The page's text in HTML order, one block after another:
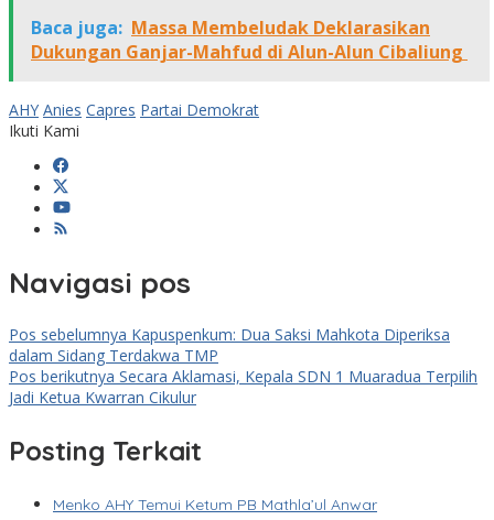
Baca juga: Massa Membeludak Deklarasikan
Dukungan Ganjar-Mahfud di Alun-Alun Cibaliung
AHY Anies Capres Partai Demokrat
Ikuti Kami
Navigasi pos
Pos sebelumnya Kapuspenkum: Dua Saksi Mahkota Diperiksa
dalam Sidang Terdakwa TMP
Pos berikutnya Secara Aklamasi, Kepala SDN 1 Muaradua Terpilih
Jadi Ketua Kwarran Cikulur
Posting Terkait
Menko AHY Temui Ketum PB Mathla’ul Anwar